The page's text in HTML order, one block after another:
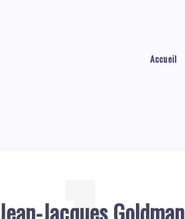
Accueil
Jacques Goldman